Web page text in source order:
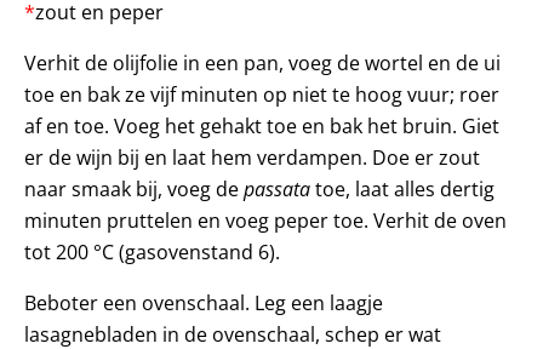
*zout en peper
Verhit de olijfolie in een pan, voeg de wortel en de ui
toe en bak ze vijf minuten op niet te hoog vuur; roer
af en toe. Voeg het gehakt toe en bak het bruin. Giet
er de wijn bij en laat hem verdampen. Doe er zout
naar smaak bij, voeg depassatatoe, laat alles dertig
minuten pruttelen en voeg peper toe. Verhit de oven
tot 200 °C (gasovenstand 6).
Beboter een ovenschaal. Leg een laagje
lasagnebladen in de ovenschaal, schep er wat